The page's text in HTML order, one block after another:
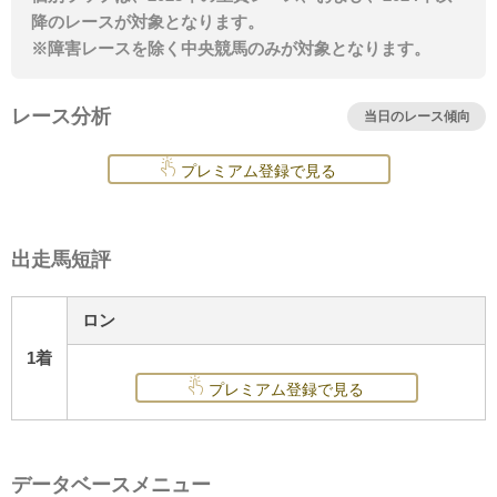
降のレースが対象となります。
※障害レースを除く中央競馬のみが対象となります。
レース分析 当日のレース傾向
プレミアム登録で見る
出走馬短評
1着
ロン
プレミアム登録で見る
データベースメニュー